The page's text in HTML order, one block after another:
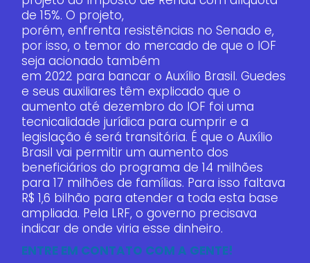
de 15%. O projeto,
porém, enfrenta resistências no Senado e,
por isso, o temor do mercado de que o IOF
seja acionado também
em 2022 para bancar o Auxílio Brasil. Guedes
e seus auxiliares têm explicado que o
aumento até dezembro do IOF foi uma
tecnicalidade jurídica para cumprir e a
legislação é será transitória. É que o Auxílio
Brasil vai permitir um aumento dos
beneficiários do programa de 14 milhões
para 17 milhões de famílias. Para isso faltava
R$ 1,6 bilhão para atender a toda esta base
ampliada. Pela LRF, o governo precisava
indicar de onde viria esse dinheiro.
ENTRE EM CONTATO COM A GENTE!